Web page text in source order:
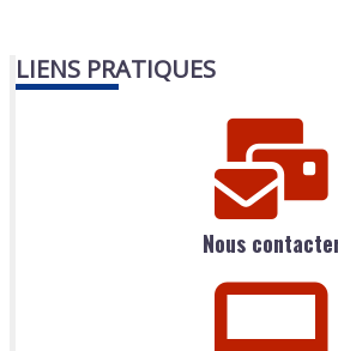
LIENS PRATIQUES
Nous